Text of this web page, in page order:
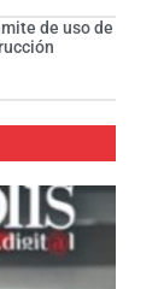
de uso de